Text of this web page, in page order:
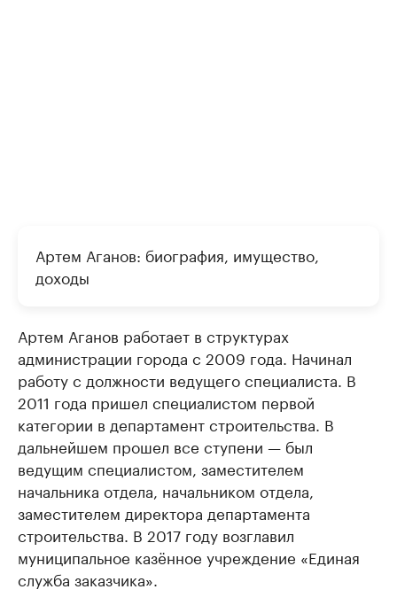
Артем Аганов: биография, имущество,
доходы
Артем Аганов работает в структурах
администрации города с 2009 года. Начинал
работу с должности ведущего специалиста. В
2011 года пришел специалистом первой
категории в департамент строительства. В
дальнейшем прошел все ступени — был
ведущим специалистом, заместителем
начальника отдела, начальником отдела,
заместителем директора департамента
строительства. В 2017 году возглавил
муниципальное казённое учреждение «Единая
служба заказчика».